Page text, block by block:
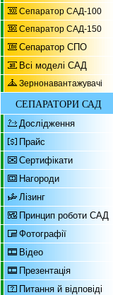
Сепаратор САД-100
Сепаратор САД-150
Сепаратор СПО
Всі моделі САД
Зернонавантажувачі
СЕПАРАТОРИ САД
Дослідження
Прайс
Сертифікати
Нагороди
Лізинг
Принцип роботи САД
Фотографії
Відео
Презентація
Питання й відповіді